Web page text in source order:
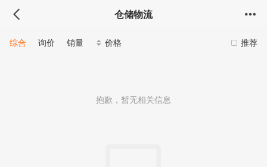
仓储物流
推荐
综合 询价 销量 价格
抱歉，暂无相关信息